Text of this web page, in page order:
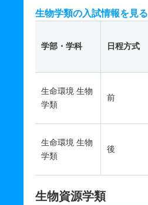
生物学類の入試情報を見る
学部・学科 日程方式
生命環境 生物
学類
前
生命環境 生物
学類
後
生物資源学類